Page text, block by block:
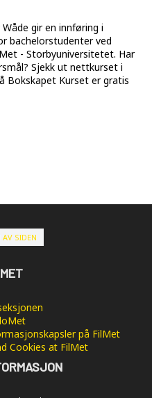
gir en innføring i
bachelorstudenter ved
- Storbyuniversitetet. Har
Sjekk ut nettkurset i
Bokskapet Kurset er gratis
SIDEN
på FilMet
Cookies at FilMet